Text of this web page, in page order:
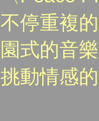
不停重複
園式的音
挑動情感